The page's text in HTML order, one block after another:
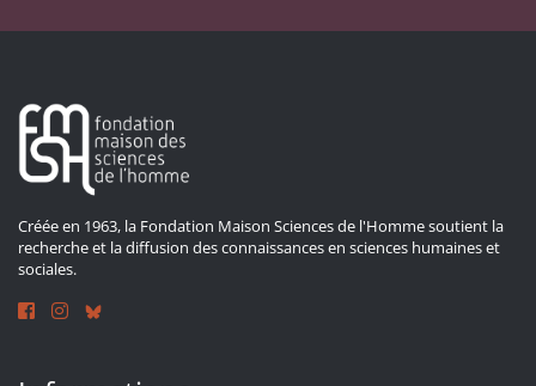
Créée en 1963, la Fondation Maison Sciences de l'Homme soutient la
recherche et la diffusion des connaissances en sciences humaines et
sociales.